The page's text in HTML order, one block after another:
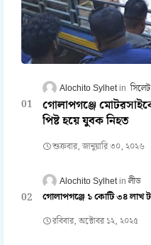
Alochito Sylhet সিলেট
গোলাপগঞ্জে
পিষ্ট হয়ে যুবক নিহত
শুক্রবার, জানুয়ারি ৩০, ২০২৬
Alochito Sylhet লীড
গোলাপগঞ্জে ১ কোটি ৩৪ লাখ
রবিবার, অক্টোবর ১২, ২০২৫